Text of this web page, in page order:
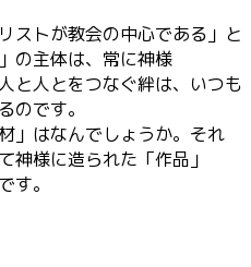
ストが教会の中心である」と
の主体は、常に神様
と人とをつなぐ絆は、いつも
のです。
」はなんでしょうか。それ
神様に造られた「作品」
す。